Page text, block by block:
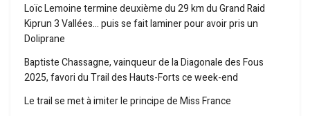
Loïc Lemoine termine deuxième du 29 km du Grand Raid
Kiprun 3 Vallées… puis se fait laminer pour avoir pris un
Doliprane
Baptiste Chassagne, vainqueur de la Diagonale des Fous
2025, favori du Trail des Hauts-Forts ce week-end
Le trail se met à imiter le principe de Miss France